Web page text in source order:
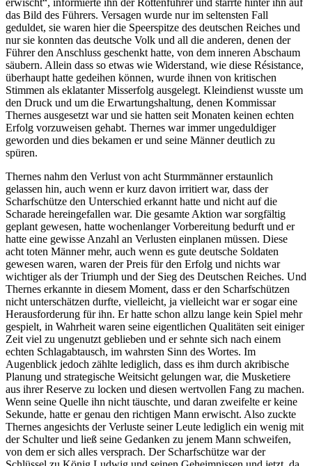
das Bild des Führers. Versagen wurde nur im seltensten Fall
geduldet, sie waren hier die Speerspitze des deutschen Reiches und
nur sie konnten das deutsche Volk und all die anderen, denen der
Führer den Anschluss geschenkt hatte, von dem inneren Abschaum
säubern. Allein dass so etwas wie Widerstand, wie diese Résistance,
überhaupt hatte gedeihen können, wurde ihnen von kritischen
Stimmen als eklatanter Misserfolg ausgelegt. Kleindienst wusste um
den Druck und um die Erwartungshaltung, denen Kommissar
Thernes ausgesetzt war und sie hatten seit Monaten keinen echten
Erfolg vorzuweisen gehabt. Thernes war immer ungeduldiger
geworden und dies bekamen er und seine Männer deutlich zu
spüren.
Thernes nahm den Verlust von acht Sturmmänner erstaunlich
gelassen hin, auch wenn er kurz davon irritiert war, dass der
Scharfschütze den Unterschied erkannt hatte und nicht auf die
Scharade hereingefallen war. Die gesamte Aktion war sorgfältig
geplant gewesen, hatte wochenlanger Vorbereitung bedurft und er
hatte eine gewisse Anzahl an Verlusten einplanen müssen. Diese
acht toten Männer mehr, auch wenn es gute deutsche Soldaten
gewesen waren, waren der Preis für den Erfolg und nichts war
wichtiger als der Triumph und der Sieg des Deutschen Reiches. Und
Thernes erkannte in diesem Moment, dass er den Scharfschützen
nicht unterschätzen durfte, vielleicht, ja vielleicht war er sogar eine
Herausforderung für ihn. Er hatte schon allzu lange kein Spiel mehr
gespielt, in Wahrheit waren seine eigentlichen Qualitäten seit einiger
Zeit viel zu ungenutzt geblieben und er sehnte sich nach einem
echten Schlagabtausch, im wahrsten Sinn des Wortes. Im
Augenblick jedoch zählte lediglich, dass es ihm durch akribische
Planung und strategische Weitsicht gelungen war, die Musketiere
aus ihrer Reserve zu locken und diesen wertvollen Fang zu machen.
Wenn seine Quelle ihn nicht täuschte, und daran zweifelte er keine
Sekunde, hatte er genau den richtigen Mann erwischt. Also zuckte
Thernes angesichts der Verluste seiner Leute lediglich ein wenig mit
der Schulter und ließ seine Gedanken zu jenem Mann schweifen,
von dem er sich alles versprach. Der Scharfschütze war der